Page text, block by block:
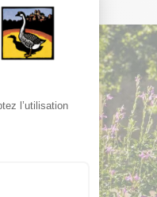
:
l’utilisation